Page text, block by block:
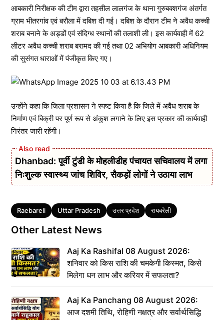
आबकारी निरीक्षक की टीम द्वारा तहसील लालगंज के थाना गुरुबक्शगंज अंतर्गत
ग्राम भीतरगांव एवं बरौला में दबिश दी गई। दबिश के दौरान टीम ने अवैध कच्ची
शराब बनाने के अड्डों एवं संदिग्ध स्थानों की तलाशी ली। इस कार्यवाही में 62
लीटर अवैध कच्ची शराब बरामद की गई तथा 02 अभियोग आबकारी अधिनियम
की सुसंगत धाराओं में पंजीकृत किए गए।
उन्होंने कहा कि जिला प्रशासन ने स्पष्ट किया है कि जिले में अवैध शराब के
निर्माण एवं बिक्री पर पूर्ण रूप से अंकुश लगाने के लिए इस प्रकार की कार्यवाही
निरंतर जारी रहेंगी।
Dhanbad: पूर्वी टुंडी के मोहलीडीह पंचायत सचिवालय में लगा
निःशुल्क स्वास्थ्य जांच शिविर, सैकड़ों लोगों ने उठाया लाभ
Tags
Raebareli Uttar Pradesh उत्तर प्रदेश रायबरेली
Other Latest News
Aaj Ka Rashifal 08 August 2026:
शनिवार को किस राशि की चमकेगी किस्मत, किसे
मिलेगा धन लाभ और करियर में सफलता?
Aaj Ka Panchang 08 August 2026:
आज दशमी तिथि, रोहिणी नक्षत्र और सर्वार्थसिद्धि